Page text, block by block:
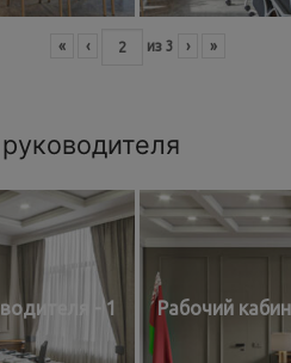
« ‹ из 3 › »
- 1 Рабочий